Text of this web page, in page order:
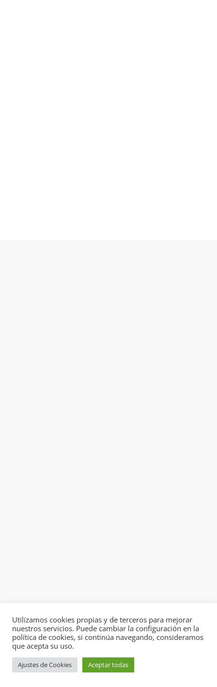
Utilizamos cookies propias y de terceros para mejorar
nuestros servicios. Puede cambiar la configuración en la
política de cookies, si continúa navegando, consideramos
que acepta su uso.
Ajustes de Cookies Aceptar todas